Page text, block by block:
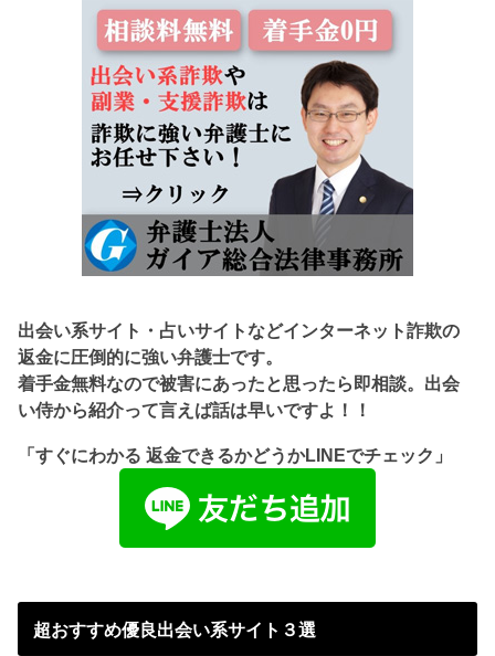
出会い系サイト・占いサイトなどインターネット詐欺の
返金に圧倒的に強い弁護士です。
着手金無料なので被害にあったと思ったら即相談。出会
い侍から紹介って言えば話は早いですよ！！
「すぐにわかる 返金できるかどうかLINEでチェック」
超おすすめ優良出会い系サイト３選